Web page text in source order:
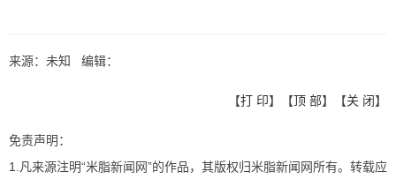
来源：未知 编辑：
【打 印】【顶 部】【关 闭】
免责声明：
1.凡来源注明“米脂新闻网”的作品，其版权归米脂新闻网所有。转载应